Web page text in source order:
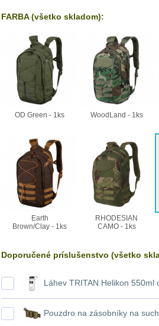
FARBA (všetko skladom):
OD Green - 1ks WoodLand - 1ks
Earth
Brown/Clay - 1ks
RHODESIAN
CAMO - 1ks
Doporučené príslušenstvo (všetko
Láhev TRITAN Helikon 550ml
Pouzdro na zásobníky na